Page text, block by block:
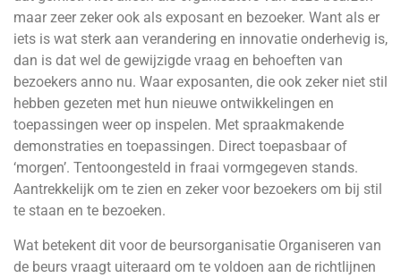
maar zeer zeker ook als exposant en bezoeker. Want als er
iets is wat sterk aan verandering en innovatie onderhevig is,
dan is dat wel de gewijzigde vraag en behoeften van
bezoekers anno nu. Waar exposanten, die ook zeker niet stil
hebben gezeten met hun nieuwe ontwikkelingen en
toepassingen weer op inspelen. Met spraakmakende
demonstraties en toepassingen. Direct toepasbaar of
‘morgen’. Tentoongesteld in fraai vormgegeven stands.
Aantrekkelijk om te zien en zeker voor bezoekers om bij stil
te staan en te bezoeken.
Wat betekent dit voor de beursorganisatie Organiseren van
de beurs vraagt uiteraard om te voldoen aan de richtlijnen